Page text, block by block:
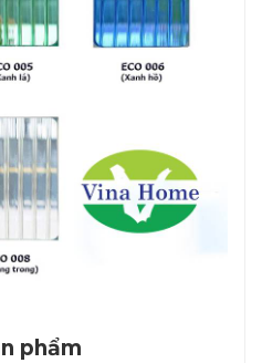
phẩm